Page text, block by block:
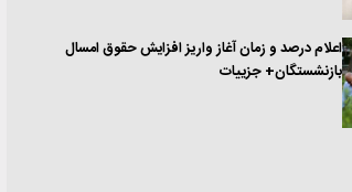
اعلام درصد و زمان آغاز واریز افزایش حقوق امسال
بازنشستگان+ جزییات